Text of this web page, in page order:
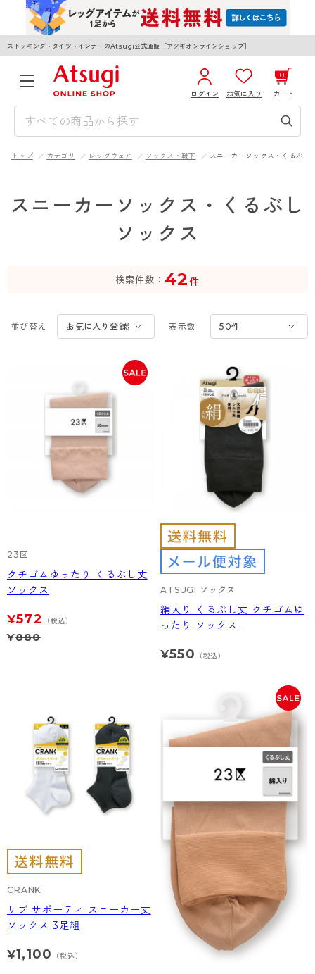
ストッキング・タイツ・インナーのAtsugi公式通販［アツギオンラインショップ］
ログイン お気に入り カート
0
合計 ¥0
3,980円以上のご購入で送料無料
全国一律330円でお届けします（沖縄県以外）
MEN
カテゴリから探す
- 無地ストッキング
- 柄ストッキング
- ショート丈ストッキング
- 着圧ストッキング
- 柄タイツ
- ひざ下丈タイツ
- 着圧タイツ
インナーウェア
ブラジャー
- ノンワイヤーブラ
- ワイヤーブラ
- ブラトップ
- ガードル・補正ショーツ
肌着・インナー
ライフスタイルウェア
ボトムス
トップス
ルームウェア・パジャマ
- スポーツトップス
- スポーツボトムス
雑貨・小物
クルー・レギュラー丈ソックス
スニーカー丈・くるぶし丈ソックス
ハイソックス
インナーウエア
メンズパンツ
ボクサー
トランクス
Tバック・ビキニ
ライフスタイルウェア
ボトムス
トップス
ルームウェア・パジャマ
ソックス・靴下
クルー・レギュラー丈ソックス
スニーカー丈・くるぶし丈ソックス
ハイソックス
インナーウエア
ブラジャー
ノンワイヤーブラ
ワイヤーブラ
スポーツブラ
ボクサー
ブランドから探す
AZGI
アスティーグ
クリアビューティアクティブ
スゴスト
Atsugi COLORS
BT
スクールタイム
商品選びのお手伝い
お悩み別ガードル
ブラジャー特集
私に似合う、ストッキング選び
ご利用ガイド
お支払い方法について
配送方法について
トップ カテゴリ レッグウェア ソックス・靴下 スニーカーソックス・くるぶし
スニーカーソックス・くるぶし
ソックス
検索件数 42件
並び替え 表示数
23区
クチゴムゆったり くるぶし丈
ソックス
¥572 （税込）
¥880
ATSUGI ソックス
絹入り くるぶし丈 クチゴムゆ
ったり ソックス
¥550 （税込）
CRANK
リブ サポーティ スニーカー丈
ソックス 3足組
¥1,100 （税込）